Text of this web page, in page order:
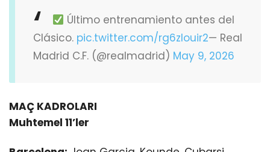
Último entrenamiento antes del
Clásico. pic.twitter.com/rg6zIouir2— Real
Madrid C.F. (@realmadrid) May 9, 2026
MAÇ KADROLARI
Muhtemel 11’ler